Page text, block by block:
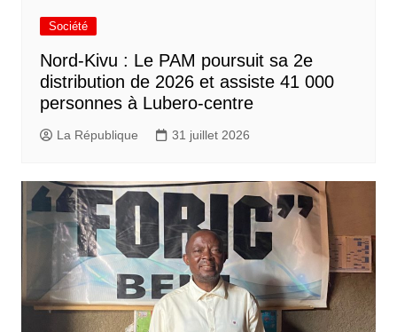
Société
Nord-Kivu : Le PAM poursuit sa 2e
distribution de 2026 et assiste 41 000
personnes à Lubero-centre
La République 31 juillet 2026